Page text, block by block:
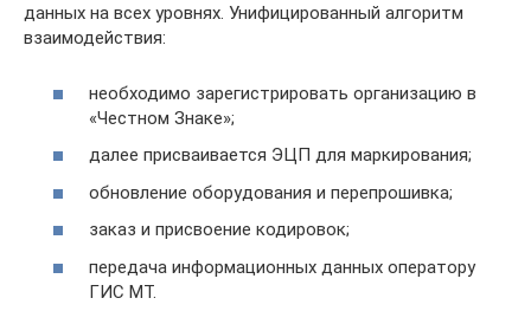
данных на всех уровнях. Унифицированный алгоритм
взаимодействия:
необходимо зарегистрировать организацию в
«Честном Знаке»;
далее присваивается ЭЦП для маркирования;
обновление оборудования и перепрошивка;
заказ и присвоение кодировок;
передача информационных данных оператору
ГИС МТ.